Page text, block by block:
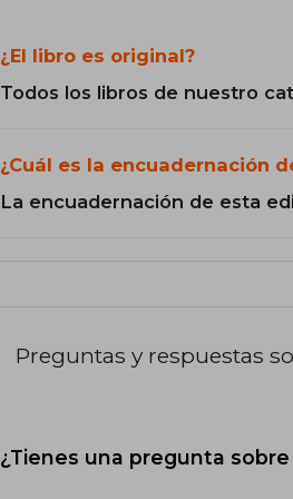
¿El libro es original?
Todos los libros de nuestro
¿Cuál es la encuadernación
La encuadernación de esta
Preguntas y respuestas
¿Tienes una pregunta